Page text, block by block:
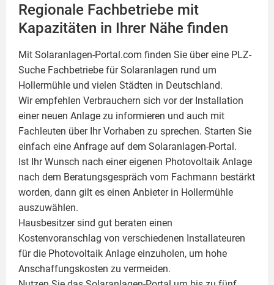
Regionale Fachbetriebe mit
Kapazitäten in Ihrer Nähe finden
Mit Solaranlagen-Portal.com finden Sie über eine PLZ-
Suche Fachbetriebe fürSolaranlagen rund um
Hollermühle und vielen Städten in Deutschland.
Wir empfehlen Verbrauchern sich vor der Installation
einer neuen Anlage zu informieren und auch mit
Fachleuten über Ihr Vorhaben zu sprechen. Starten Sie
einfach eine Anfrage auf dem Solaranlagen-Portal.
Ist Ihr Wunsch nach einer eigenen Photovoltaik Anlage
nach dem Beratungsgespräch vom Fachmann bestärkt
worden, dann gilt es einen Anbieter in Hollermühle
auszuwählen.
Hausbesitzer sind gut beraten einen
Kostenvoranschlag von verschiedenen Installateuren
für die Photovoltaik Anlage einzuholen, um hohe
Anschaffungskosten zu vermeiden.